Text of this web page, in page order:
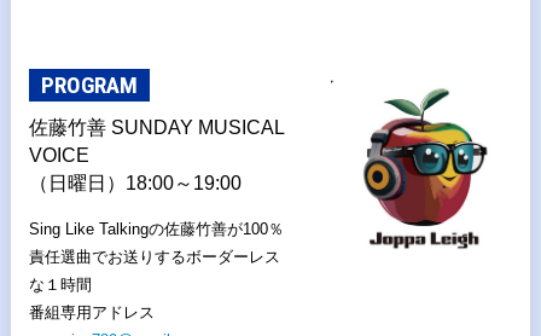
PROGRAM
佐藤竹善 SUNDAY MUSICAL
VOICE
（日曜日）18:00～19:00
Sing Like Talkingの佐藤竹善が100％
責任選曲でお送りするボーダーレス
な１時間
番組専用アドレス